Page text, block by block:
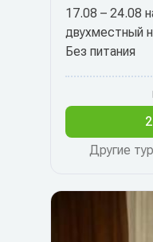
17.08 – 24.08
двухместный
Без питания
Другие